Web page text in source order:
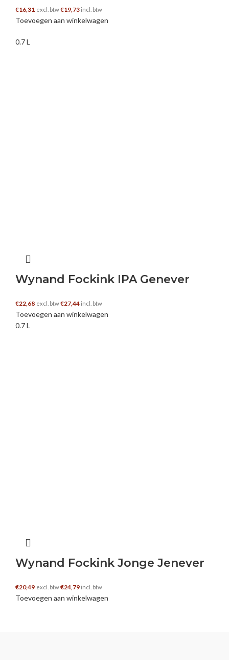
€16,31 excl. btw€19,73 incl. btw
Toevoegen aan winkelwagen
0.7 L
Wynand Fockink IPA Genever
€22,68 excl. btw€27,44 incl. btw
Toevoegen aan winkelwagen
0.7 L
Wynand Fockink Jonge Jenever
€20,49 excl. btw€24,79 incl. btw
Toevoegen aan winkelwagen